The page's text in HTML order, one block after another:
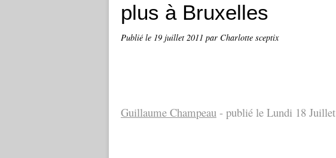
plus à Bruxelles
Publié le 19 juillet 2011 par Charlotte sceptix
Guillaume Champeau - publié le Lundi 18 Juillet